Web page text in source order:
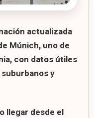
actualizada
Múnich, uno de
con datos útiles
y
llegar desde el